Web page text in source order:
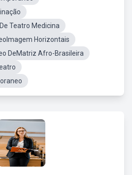
Teatro Medicina
Horizontais
DeMatriz Afro-Brasileira